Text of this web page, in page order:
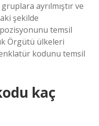
ayrılmıştır ve
şekilde
temsil
Örgütü ülkeleri
kodunu temsil
kaç